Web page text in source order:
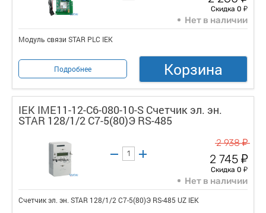
Скидка 0 у
Нет в наличии
Модуль связи STAR PLC IEK
Подробнее Корзина
IEK IME11-12-C6-080-10-S Счетчик эл. эн.
STAR 128/1/2 С7-5(80)Э RS-485
2 938у
2 745 у
Скидка 0 у
Нет в наличии
Счетчик эл. эн. STAR 128/1/2 С7-5(80)Э RS-485 UZ IEK